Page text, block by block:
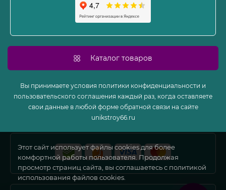
Каталог товаров
Вы принимаете условия политики конфиденциальности и
пользовательского соглашения каждый раз, когда оставляете
свои данные в любой форме обратной связи на сайте
unikstroy66.ru
Этот сайт использует файлы cookies для более
комфортной работы пользователя. Продолжая
просмотр страниц сайта, вы соглашаетесь с политикой
использования файлов cookies.